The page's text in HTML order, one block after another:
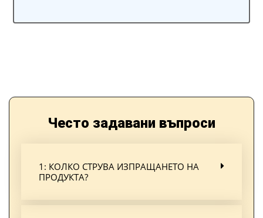
Често задавани въпроси
1: КОЛКО СТРУВА ИЗПРАЩАНЕТО НА
ПРОДУКТА?